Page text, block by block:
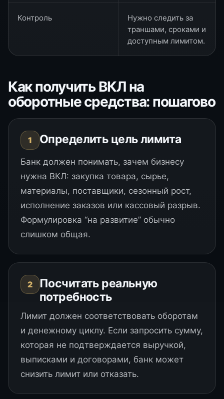
Контроль
Нужно следить за
траншами, сроками и
доступным лимитом.
Как получить ВКЛ на
оборотные средства: пошагово
1 Определить цель лимита
Банк должен понимать, зачем бизнесу
нужна ВКЛ: закупка товара, сырье,
материалы, поставщики, сезонный рост,
исполнение заказов или кассовый разрыв.
Формулировка “на развитие” обычно
слишком общая.
2
Посчитать реальную
потребность
Лимит должен соответствовать оборотам
и денежному циклу. Если запросить сумму,
которая не подтверждается выручкой,
выписками и договорами, банк может
снизить лимит или отказать.